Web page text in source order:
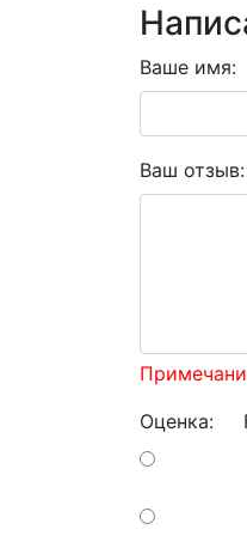
Ваше имя:
Ваш отзыв:
Оценка: